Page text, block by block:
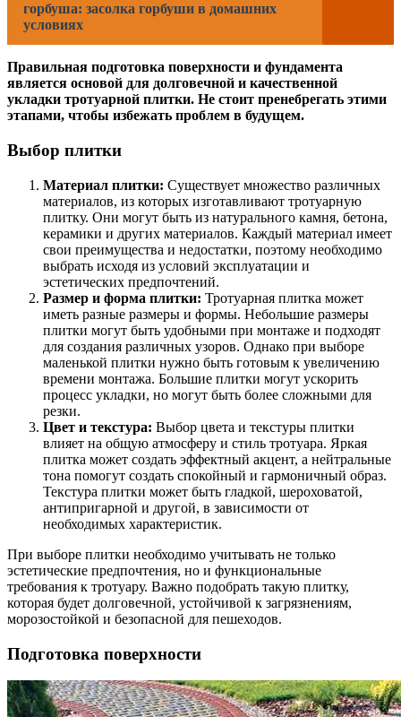
горбуша: засолка горбуши в домашних
условиях
Правильная подготовка поверхности и фундамента
является основой для долговечной и качественной
укладки тротуарной плитки. Не стоит пренебрегать этими
этапами, чтобы избежать проблем в будущем.
Выбор плитки
Материал плитки: Существует множество различных
материалов, из которых изготавливают тротуарную
плитку. Они могут быть из натурального камня, бетона,
керамики и других материалов. Каждый материал имеет
свои преимущества и недостатки, поэтому необходимо
выбрать исходя из условий эксплуатации и
эстетических предпочтений.
Размер и форма плитки: Тротуарная плитка может
иметь разные размеры и формы. Небольшие размеры
плитки могут быть удобными при монтаже и подходят
для создания различных узоров. Однако при выборе
маленькой плитки нужно быть готовым к увеличению
времени монтажа. Большие плитки могут ускорить
процесс укладки, но могут быть более сложными для
резки.
Цвет и текстура: Выбор цвета и текстуры плитки
влияет на общую атмосферу и стиль тротуара. Яркая
плитка может создать эффектный акцент, а нейтральные
тона помогут создать спокойный и гармоничный образ.
Текстура плитки может быть гладкой, шероховатой,
антипригарной и другой, в зависимости от
необходимых характеристик.
При выборе плитки необходимо учитывать не только
эстетические предпочтения, но и функциональные
требования к тротуару. Важно подобрать такую плитку,
которая будет долговечной, устойчивой к загрязнениям,
морозостойкой и безопасной для пешеходов.
Подготовка поверхности